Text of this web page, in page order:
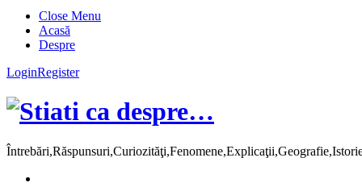
Close Menu
Acasă
Despre
LoginRegister